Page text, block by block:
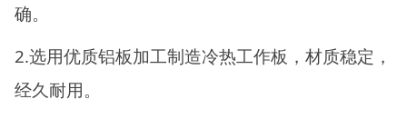
确。
2.选用优质铝板加工制造冷热工作板，材质稳定，
经久耐用。